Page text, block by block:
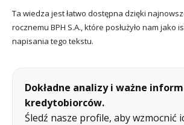
Ta wiedza jest łatwo dostępna dzięki
rocznemu BPH S.A., które posłużyło nam jako
napisania tego tekstu.
Dokładne analizy i ważne
kredytobiorców.
Śledź nasze profile, aby wzmocnić